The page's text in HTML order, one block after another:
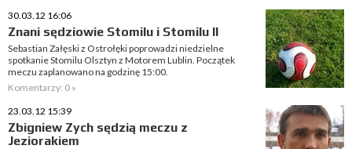
30.03.12 16:06
Znani sędziowie Stomilu i Stomilu II
Sebastian Załęski z Ostrołęki poprowadzi niedzielne
spotkanie Stomilu Olsztyn z Motorem Lublin. Początek
meczu zaplanowano na godzinę 15:00.
Komentarzy: 0 »
23.03.12 15:39
Zbigniew Zych sędzią meczu z
Jeziorakiem